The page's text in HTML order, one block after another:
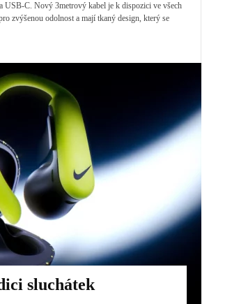
USB-C. Nový 3metrový kabel je k dispozici ve všech
zvýšenou odolnost a mají tkaný design, který se
sluchátek